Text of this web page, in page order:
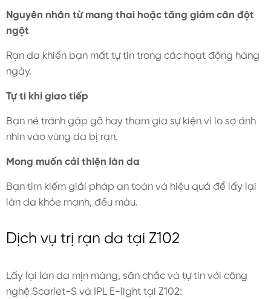
Nguyên nhân từ mang thai hoặc tăng giảm cân đột
ngột
Rạn da khiến bạn mất tự tin trong các hoạt động hàng
ngày.
Tự ti khi giao tiếp
Bạn né tránh gặp gỡ hay tham gia sự kiện vì lo sợ ánh
nhìn vào vùng da bị rạn.
Mong muốn cải thiện làn da
Bạn tìm kiếm giải pháp an toàn và hiệu quả để lấy lại
làn da khỏe mạnh, đều màu.
Dịch vụ trị rạn da tại Z102
Lấy lại làn da mịn màng, săn chắc và tự tin với công
nghệ Scarlet-S và IPL E-light tại Z102: